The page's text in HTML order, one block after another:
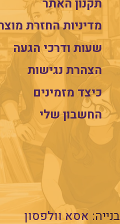
תקנון האתר
מדיניות החזרת
שעות ודרכי הגעה
הצהרת נגישות
כיצד מזמינים
החשבון שלי
בנייה: אסא וולפסון